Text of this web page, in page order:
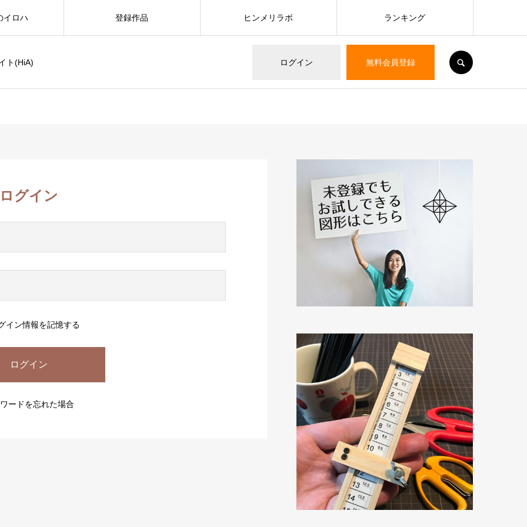
ト(HiA) ログイン 無料会員登録
イロハ 登録作品 ヒンメリラボ ランキング
ログイン
イン情報を記憶する
ードを忘れた場合